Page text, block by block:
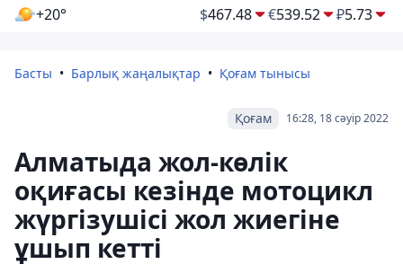
+20° $467.48 €539.52 ₽5.73
Басты Барлық жаңалықтар Қоғам тынысы
16:28, 18 сәуір 2022
Қоғам
Алматыда жол-көлік
оқиғасы кезінде мотоцикл
жүргізушісі жол жиегіне
ұшып кетті